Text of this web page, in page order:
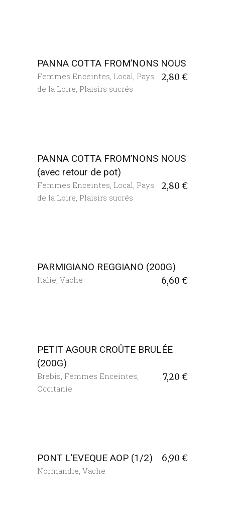
PANNA COTTA FROM’NONS NOUS
2,80 €
Femmes Enceintes, Local, Pays
de la Loire, Plaisirs sucrés
PANNA COTTA FROM’NONS NOUS
(avec retour de pot)
2,80 €
Femmes Enceintes Local Pays
de la Loire Plaisirs sucrés
PARMIGIANO REGGIANO (200G)
6,60 €
Italie, Vache
PETIT AGOUR CROÛTE BRULÉE
(200G)
7,20 €
Brebis Femmes Enceintes
Occitanie
PONT L’EVEQUE AOP (1/2) 6,90 €
Normandie, Vache